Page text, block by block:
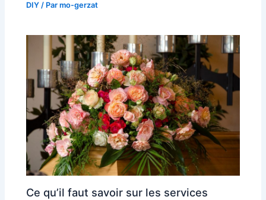
DIY / Parmo-gerzat
Ce qu’il faut savoir sur les services